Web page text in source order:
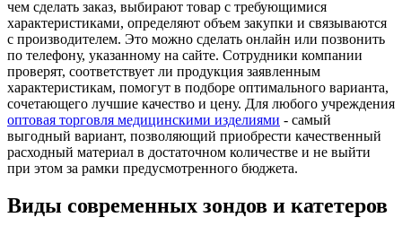
чем сделать заказ, выбирают товар с требующимися
характеристиками, определяют объем закупки и связываются
с производителем. Это можно сделать онлайн или позвонить
по телефону, указанному на сайте. Сотрудники компании
проверят, соответствует ли продукция заявленным
характеристикам, помогут в подборе оптимального варианта,
сочетающего лучшие качество и цену. Для любого учреждения
оптовая торговля медицинскими изделиями - самый
выгодный вариант, позволяющий приобрести качественный
расходный материал в достаточном количестве и не выйти
при этом за рамки предусмотренного бюджета.
Виды современных зондов и катетеров